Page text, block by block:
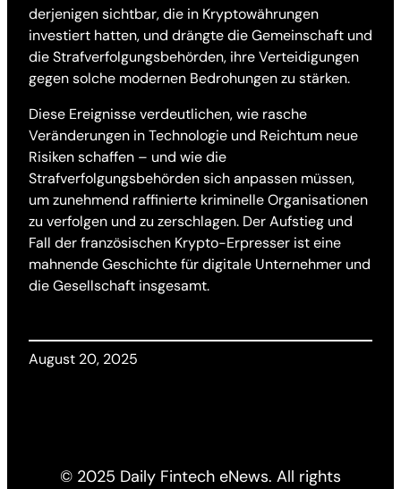
derjenigen sichtbar, die in Kryptowährungen
investiert hatten, und drängte die Gemeinschaft und
die Strafverfolgungsbehörden, ihre Verteidigungen
gegen solche modernen Bedrohungen zu stärken.
Diese Ereignisse verdeutlichen, wie rasche
Veränderungen in Technologie und Reichtum neue
Risiken schaffen – und wie die
Strafverfolgungsbehörden sich anpassen müssen,
um zunehmend raffinierte kriminelle Organisationen
zu verfolgen und zu zerschlagen. Der Aufstieg und
Fall der französischen Krypto-Erpresser ist eine
mahnende Geschichte für digitale Unternehmer und
die Gesellschaft insgesamt.
August 20, 2025
© 2025 Daily Fintech eNews. All rights